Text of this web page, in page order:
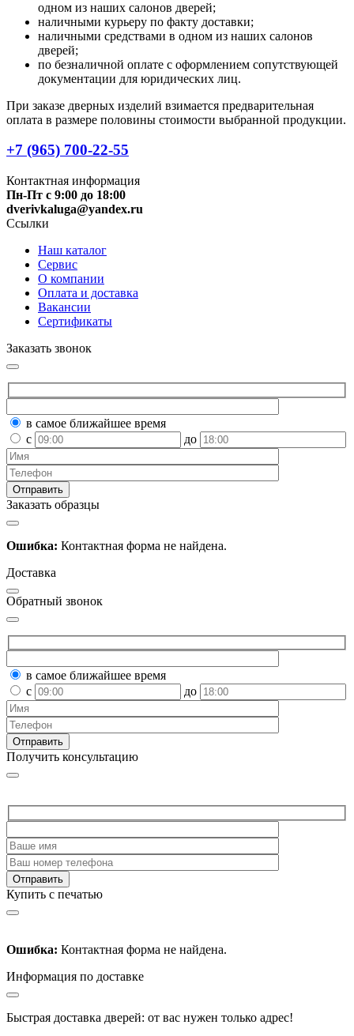
одном из наших салонов дверей;
наличными курьеру по факту доставки;
наличными средствами в одном из наших салонов
дверей;
по безналичной оплате с оформлением сопутствующей
документации для юридических лиц.
При заказе дверных изделий взимается предварительная
оплата в размере половины стоимости выбранной продукции.
+7 (965) 700-22-55
Контактная информация
Пн-Пт с 9:00 до 18:00
dverivkaluga@yandex.ru
Ссылки
Наш каталог
Сервис
О компании
Оплата и доставка
Вакансии
Сертификаты
Заказать звонок
в самое ближайшее время
с
до
Заказать образцы
Ошибка: Контактная форма не найдена.
Доставка
Обратный звонок
в самое ближайшее время
с
до
Получить консультацию
Купить с печатью
Ошибка: Контактная форма не найдена.
Информация по доставке
Быстрая доставка дверей: от вас нужен только адрес!